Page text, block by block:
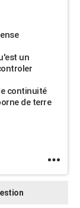
un
continuité
de terre